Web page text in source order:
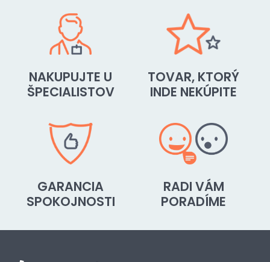
NAKUPUJTE U
ŠPECIALISTOV
TOVAR, KTORÝ
INDE NEKÚPITE
GARANCIA
SPOKOJNOSTI
RADI VÁM
PORADÍME